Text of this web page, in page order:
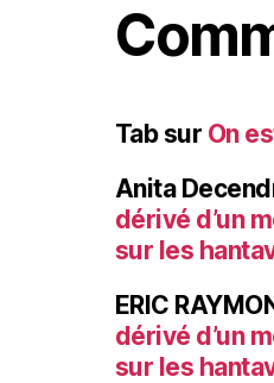
Tabsur On
Anita
dérivé d’un
sur les
ERIC
dérivé d’un
sur les